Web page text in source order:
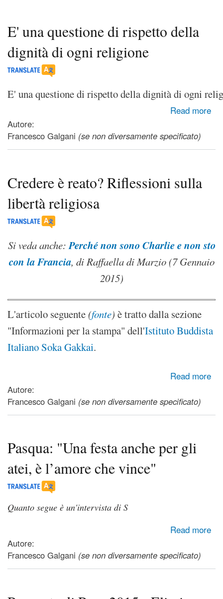
E' una questione di rispetto della
dignità di ogni religione
E' una questione di rispetto della dignità di ogni
Read more
about E' una questione di rispetto della dignità di ogni
Autore:
Francesco Galgani (se non diversamente specificato)
Credere è reato? Riflessioni sulla
libertà religiosa
Si veda anche:Perché non sono Charlie e non sto
con la Francia, di Raffaella di Marzio (7 Gennaio
2015)
L'articolo seguente (fonte) è tratto dalla sezione
"Informazioni per la stampa" dell'Istituto Buddista
Italiano Soka Gakkai.
Read more
about Credere è reato? Riflessioni sulla libertà religiosa
Autore:
Francesco Galgani (se non diversamente specificato)
Pasqua: "Una festa anche per gli
atei, è l’amore che vince"
Quanto segue è un'intervista di S
Read more
about Pasqua: "Una festa anche per gli atei, è l’amore che
Autore:
Francesco Galgani (se non diversamente specificato)